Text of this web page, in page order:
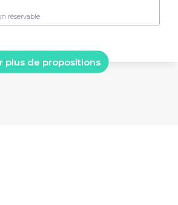
réservable
plus de propositions